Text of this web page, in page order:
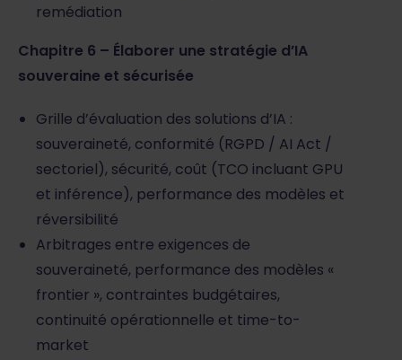
remédiation
Chapitre 6 – Élaborer une stratégie d’IA
souveraine et sécurisée
Grille d’évaluation des solutions d’IA :
souveraineté, conformité (RGPD / AI Act /
sectoriel), sécurité, coût (TCO incluant GPU
et inférence), performance des modèles et
réversibilité
Arbitrages entre exigences de
souveraineté, performance des modèles «
frontier », contraintes budgétaires,
continuité opérationnelle et time-to-
market